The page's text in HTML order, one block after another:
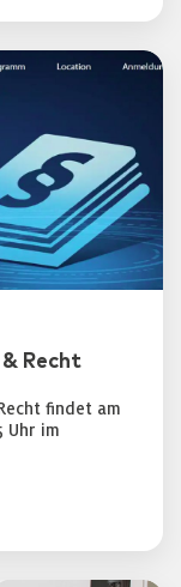
Recht
findet am
Uhr im